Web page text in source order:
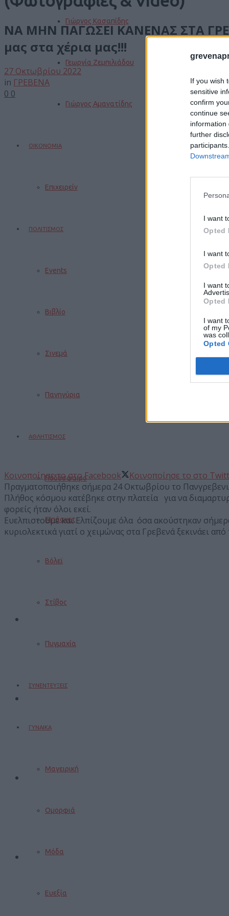
If you wish
sensitive
confirm
continue
information
further
I want
Opted
I want
Opted
I want
Opted
I want
of my
was
Opted
Γιώργος Κασαπίδης
Γεωργία Ζεμπιλιάδου
Γιώργος Αμανατίδης
ΟΙΚΟΝΟΜΙΑ
Επιχειρείν
ΠΟΛΙΤΙΣΜΟΣ
Events
Βιβλίο
Σινεμά
Πανηγύρια
ΑΘΛΗΤΙΣΜΟΣ
Ποδόσφαιρο
Μπάσκετ
Βόλεϊ
Στίβος
Πυγμαχία
ΣΥΝΕΝΤΕΥΞΕΙΣ
ΓΥΝΑΙΚΑ
Μαγειρική
Ομορφιά
Μόδα
Ευεξία
ΝΑ ΜΗΝ ΠΑΓΩΣΕΙ ΚΑΝΕΝΑΣ ΣΤΑ
μας στα χέρια μας!!!
27 Οκτωβρίου 2022
in ΓΡΕΒΕΝΑ
0 0
Κοινοποίησε το στο Facebook
Κοινοποίησε το στο
Πραγματοποιήθηκε σήμερα 24 Οκτωβρίου το
Πλήθος κόσμου κατέβηκε στην πλατεία για να
φορείς ήταν όλοι εκεί.
Ευελπιστούμε και Ελπίζουμε όλα όσα ακούστηκαν
κυριολεκτικά γιατί ο χειμώνας στα Γρεβενά ξεκινάει